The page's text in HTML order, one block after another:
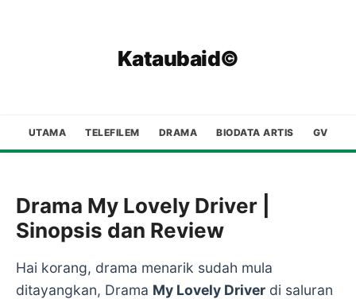
Kataubaid©
UTAMA TELEFILEM DRAMA BIODATA ARTIS GV
Drama My Lovely Driver |
Sinopsis dan Review
Hai korang, drama menarik sudah mula
ditayangkan, Drama My Lovely Driver di saluran